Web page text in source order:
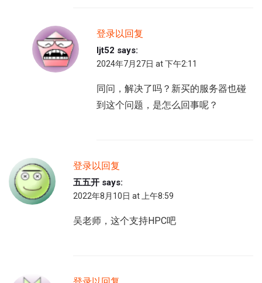
登录以回复
ljt52 says:
2024年7月27日 at 下午2:11
同问，解决了吗？新买的服务器也碰
到这个问题，是怎么回事呢？
登录以回复
五五开 says:
2022年8月10日 at 上午8:59
吴老师，这个支持HPC吧